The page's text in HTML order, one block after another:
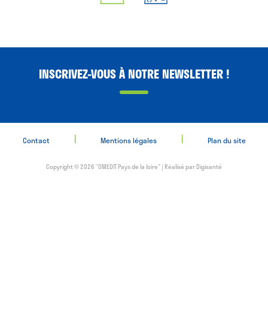
INSCRIVEZ-VOUS À NOTRE NEWSLETTER !
Contact | Mentions légales | Plan du site
Copyright © 2026 “OMEDIT Pays de la loire” | Réalisé parDigisanté